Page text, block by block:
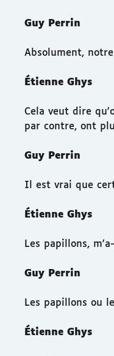
Guy Perrin
Absolument,
Étienne Ghys
Cela veut dire
par contre, ont
Guy Perrin
Il est vrai que
Étienne Ghys
Les papillons,
Guy Perrin
Les papillons ou
Étienne Ghys